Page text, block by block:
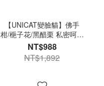
【UNICAT變臉貓】佛手
柑/梔子花/黑醋栗 私密呵護
潔淨露 3選2+膠原蛋白彈
力保濕水漾果凍膜 100ml
2入 私密清潔露 面霜 乳霜
NT$988
NT$1,892